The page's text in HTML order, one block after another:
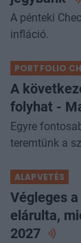
A pénteki
infláció.
PORTFOLIO
A
folyhat -
Egyre
teremtünk a
ALAPVETÉS
Végleges a
elárulta,
2027